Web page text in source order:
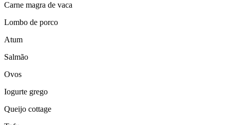
Carne magra de vaca
Lombo de porco
Atum
Salmão
Ovos
Iogurte grego
Queijo cottage